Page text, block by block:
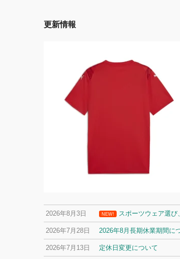
更新情報
2026年8月3日 NEW! スポーツウェア選び
2026年7月28日 2026年8月長期休業期間に
2026年7月13日 定休日変更について